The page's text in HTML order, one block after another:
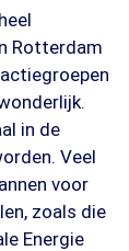
Rotterdam
in de
Veel
voor
zoals die
Energie